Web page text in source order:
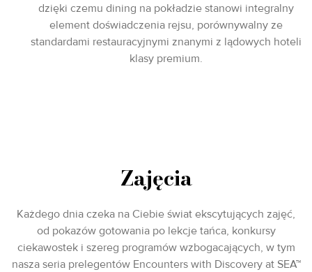
dzięki czemu dining na pokładzie stanowi integralny
element doświadczenia rejsu, porównywalny ze
standardami restauracyjnymi znanymi z lądowych hoteli
klasy premium.
Zajęcia
Każdego dnia czeka na Ciebie świat ekscytujących zajęć,
od pokazów gotowania po lekcje tańca, konkursy
ciekawostek i szereg programów wzbogacających, w tym
nasza seria prelegentów Encounters with Discovery at SEA™